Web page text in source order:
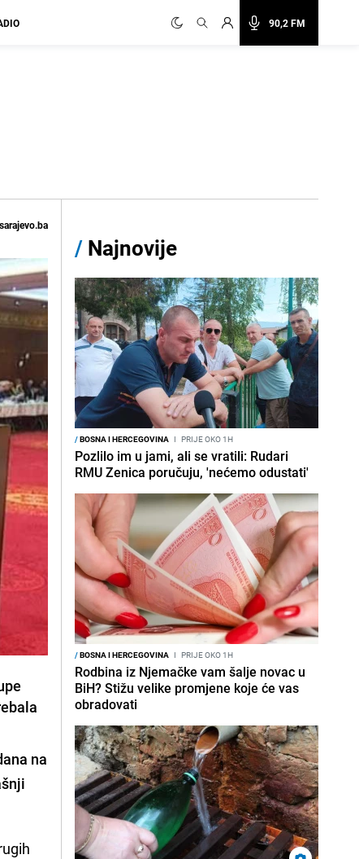
90,2 FM
na
/ Najnovije
/BOSNA I HERCEGOVINA I PRIJE OKO 1H
Pozlilo im u jami, ali se vratili: Rudari
RMU Zenica poručuju, 'nećemo odustati'
/BOSNA I HERCEGOVINA I PRIJE OKO 1H
Rodbina iz Njemačke vam šalje novac u
BiH? Stižu velike promjene koje će vas
obradovati